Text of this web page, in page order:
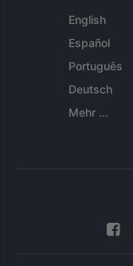
English
Español
Português
Deutsch
Mehr ...